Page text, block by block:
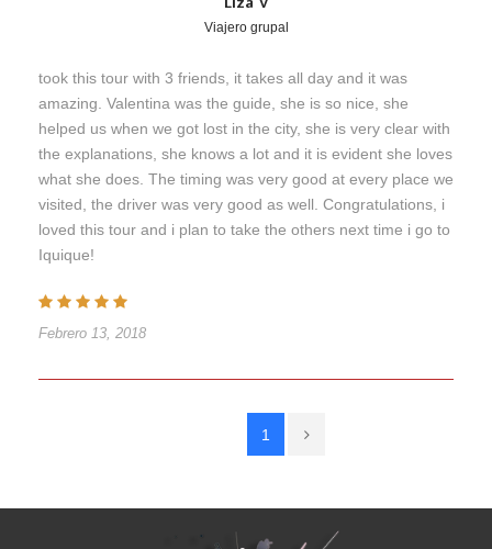
Viajero grupal
took this tour with 3 friends, it takes all day and it was
amazing. Valentina was the guide, she is so nice, she
helped us when we got lost in the city, she is very clear with
the explanations, she knows a lot and it is evident she loves
what she does. The timing was very good at every place we
visited, the driver was very good as well. Congratulations, i
loved this tour and i plan to take the others next time i go to
Iquique!
Febrero 13, 2018
1